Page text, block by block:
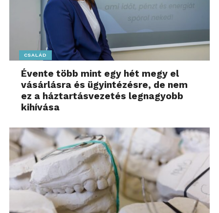
CSALÁD
Évente több mint egy hét megy el
vásárlásra és ügyintézésre, de nem
ez a háztartásvezetés legnagyobb
kihívása